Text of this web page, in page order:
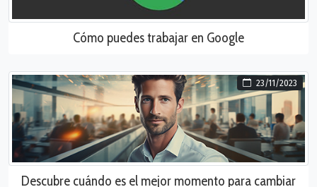
Cómo puedes trabajar en Google
23/11/2023
Descubre cuándo es el mejor momento para cambiar